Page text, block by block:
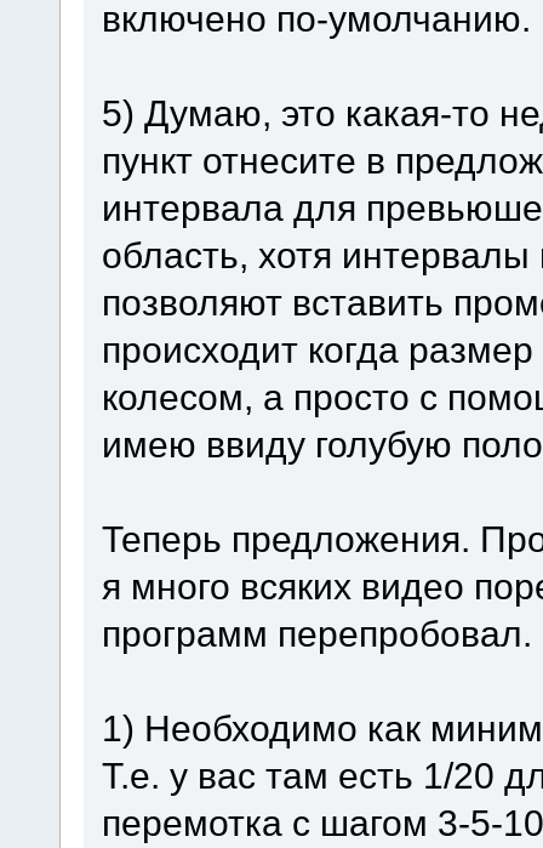
включено по-умолчанию.
5) Думаю, это какая-то
пункт отнесите в
интервала для
область, хотя
позволяют вставить
происходит когда
колесом, а просто с
имею ввиду голубую
Теперь предложения.
я много всяких видео
программ перепробовал.
1) Необходимо как
Т.е. у вас там есть 1/20
перемотка с шагом 3-5-